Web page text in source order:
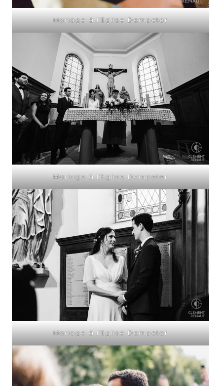
Mariage à l’Eglise Dompeter
Mariage à l’Eglise Dompeter
Mariage à l’Eglise Dompeter